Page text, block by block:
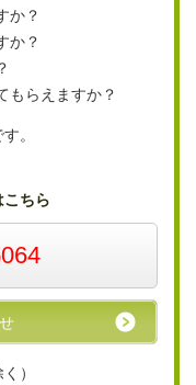
か？
か？
もらえますか？
。
こちら
）